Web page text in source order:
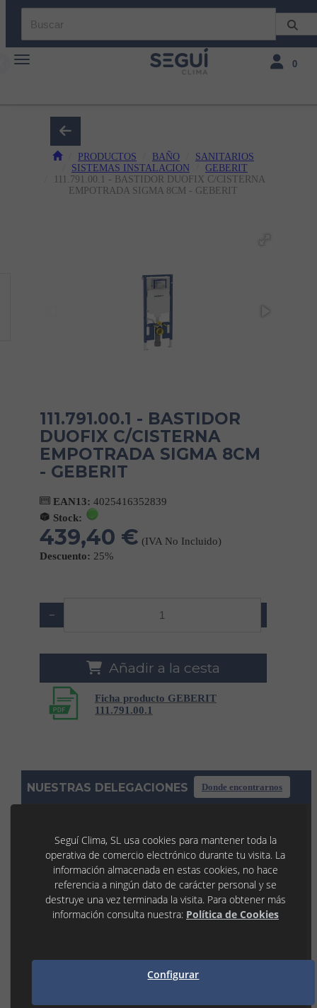
Toggle navigation Toggle
0
PRODUCTOS BAÑO
SANITARIOS
SISTEMAS INSTALACION
GEBERIT
111.791.00.1 - BASTIDOR DUOFIX C/CISTERNA
EMPOTRADA SIGMA 8CM - GEBERIT
111.791.00.1 - BASTIDOR
DUOFIX C/CISTERNA
EMPOTRADA SIGMA 8CM
- GEBERIT
EAN13: 4025416352839
Stock:
439,40 € (IVA No Incluido)
Descuento: 25%
−
Añadir a la cesta
Ficha producto GEBERIT
111.791.00.1
NUESTRAS DELEGACIONES Donde encontrarnos
C/ La Noguera, 7 P.I. Llevant
25300 TÀRREGA (Lleida)
973 31 45 53
tarrega@seguiclima.com
De 07:30H a 19:00H
25190 LLEIDA (Lleida)
Seguí Clima, SL usa cookies para mantener toda la
operativa de comercio electrónico durante tu visita. La
información almacenada en estas cookies, no hace
referencia a ningún dato de carácter personal y se
destruye una vez terminada la visita. Para obtener más
información consulta nuestra: Política de Cookies
Configurar